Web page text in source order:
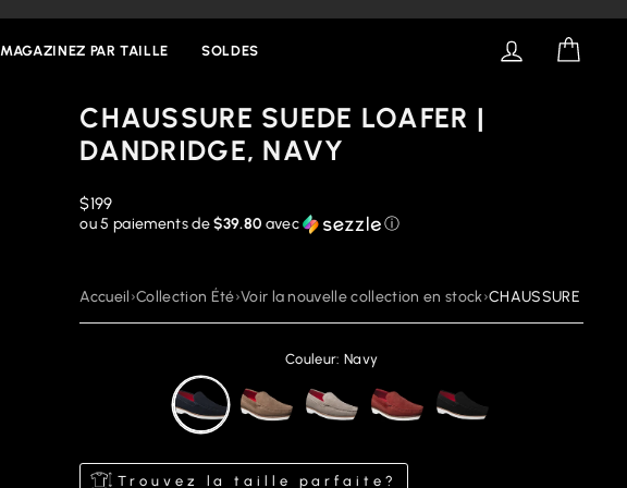
MAGAZINEZ PAR TAILLE SOLDES SE
CHAUSSURE SUEDE LOAFER |
DANDRIDGE, NAVY
Prix
régulier
$199
ou 5 paiements de$39.80 avec ⓘ
Accueil›Collection Été›Voir la nouvelle collection en stock›CHAUSSURE
Couleur: Navy
Trouvez la taille parfaite?